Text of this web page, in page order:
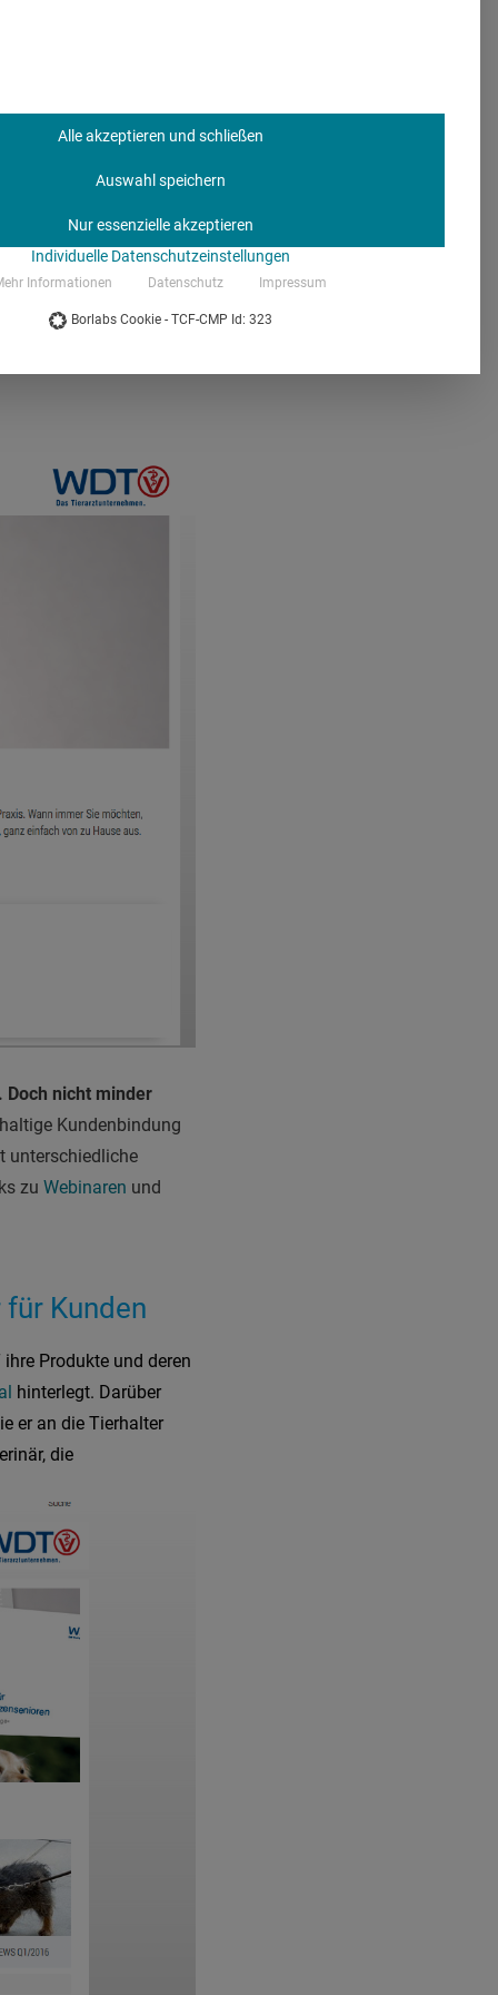
und MedTech-
in moderner
Doch nicht minder
Kundenbindung
unterschiedliche
zu Webinaren und
Kunden
Produkte und deren
hinterlegt. Darüber
er an die Tierhalter
die
Alle akzeptieren und schließen
Auswahl speichern
Nur essenzielle akzeptieren
Individuelle Datenschutzeinstellungen
Informationen Datenschutz Impressum
Borlabs Cookie - TCF-CMP Id: 323